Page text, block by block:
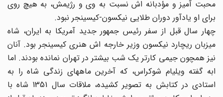
محبت آمیز و مؤدبانه اش نسبت به وی و رژیمش، به هیچ روی
برای او یادآور دوران طلایی نیکسون-کیسینجر نبود.
چهار سال قبل از سفر رئیس جمهور جدید آمریکا به ایران، شاه
میزبان ریچارد نیکسون وزیر خارجه اش هنری کیسینجر بود. آنان
نیز همچون جیمی کارتر یک شب بیشتر در تهران نمانده بودند. اما
ابه گفته ویلیام شوکراس، که آخرین ماههای زندگی شاه را به
استادی در کتابش به تصویر کشیده، ملاقات سال 1351 شاه با